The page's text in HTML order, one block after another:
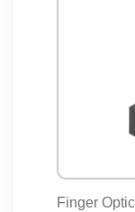
Finger